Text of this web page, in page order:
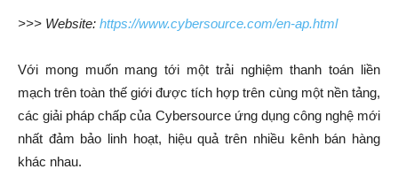
>>> Website: https://www.cybersource.com/en-ap.html
Với mong muốn mang tới một trải nghiệm thanh toán liền
mạch trên toàn thế giới được tích hợp trên cùng một nền tảng,
các giải pháp chấp của Cybersource ứng dụng công nghệ mới
nhất đảm bảo linh hoạt, hiệu quả trên nhiều kênh bán hàng
khác nhau.